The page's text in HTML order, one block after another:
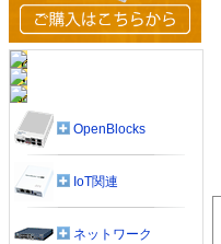
OpenBlocks
IoT関連
ネットワーク